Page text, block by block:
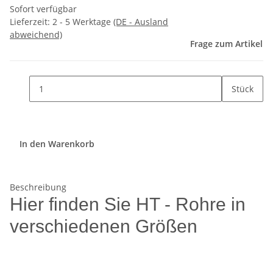
Sofort verfügbar
Lieferzeit: 2 - 5 Werktage (DE - Ausland
abweichend)
Frage zum Artikel
Stück
In den Warenkorb
Beschreibung
Hier finden Sie HT - Rohre in
verschiedenen Größen